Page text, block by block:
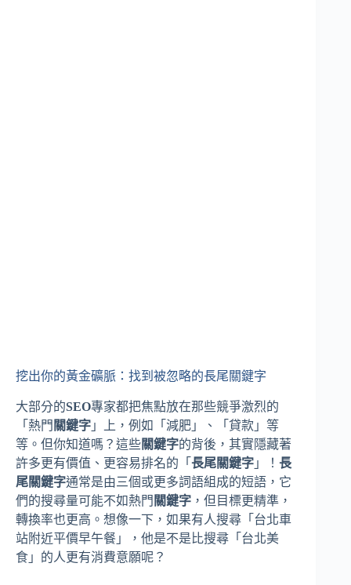
挖出你的黃金礦脈：找到被忽略的長尾關鍵字
大部分的SEO專家都把焦點放在那些競爭激烈的
「熱門 關鍵字 」上，例如「減肥」、「貸款」等
等。但你知道嗎？這些關鍵字的背後，其實隱藏著
許多更有價值、更容易排名的「 長尾關鍵字 」！ 長
尾關鍵字通常是由三個或更多詞語組成的短語，它
們的搜尋量可能不如熱門 關鍵字 ，但目標更精準，
轉換率也更高。想像一下，如果有人搜尋「台北車
站附近平價早午餐」，他是不是比搜尋「台北美
食」的人更有消費意願呢？